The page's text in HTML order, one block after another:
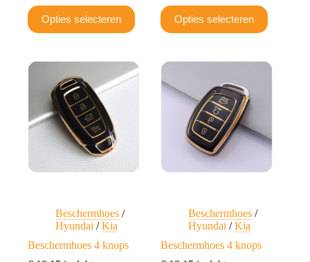
Opties selecteren
Dit
product
heeft
variaties.
gekozen
worden
productpagina
Opties selecteren
Dit
product
heeft
variaties.
optie
kan
gekozen
worden
productpagina
Beschermhoes /
Hyundai /Kia
Beschermhoes 4 knops
Beschermhoes /
Hyundai /Kia
Beschermhoes 4 knops